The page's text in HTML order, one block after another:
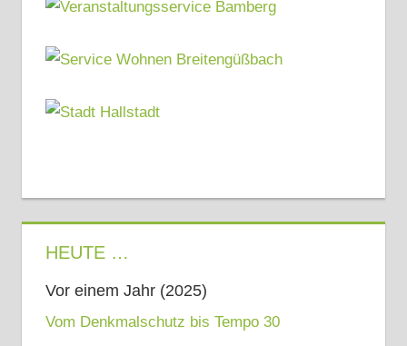
HEUTE …
Vor einem Jahr (2025)
Vom Denkmalschutz bis Tempo 30